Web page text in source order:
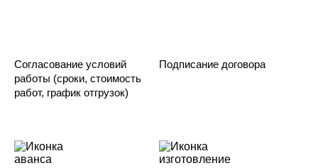
Согласование условий
работы (сроки, стоимость
работ, график отгрузок)
Подписание договора